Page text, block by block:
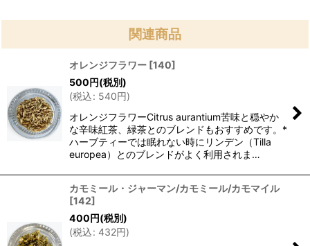
関連商品
オレンジフラワー [140]
500円(税別)
(税込: 540円)
オレンジフラワーCitrus aurantium苦味と穏やか
な辛味紅茶、緑茶とのブレンドもおすすめです。*
ハーブティーでは眠れない時にリンデン（Tilla
europea）とのブレンドがよく利用されま…
カモミール・ジャーマン/カモミール/カモマイル
[142]
400円(税別)
(税込: 432円)